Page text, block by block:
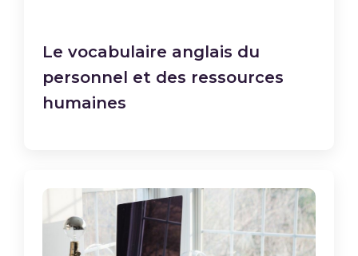
Le vocabulaire anglais du
personnel et des ressources
humaines